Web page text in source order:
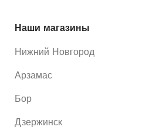
Наши магазины
Нижний Новгород
Арзамас
Бор
Дзержинск